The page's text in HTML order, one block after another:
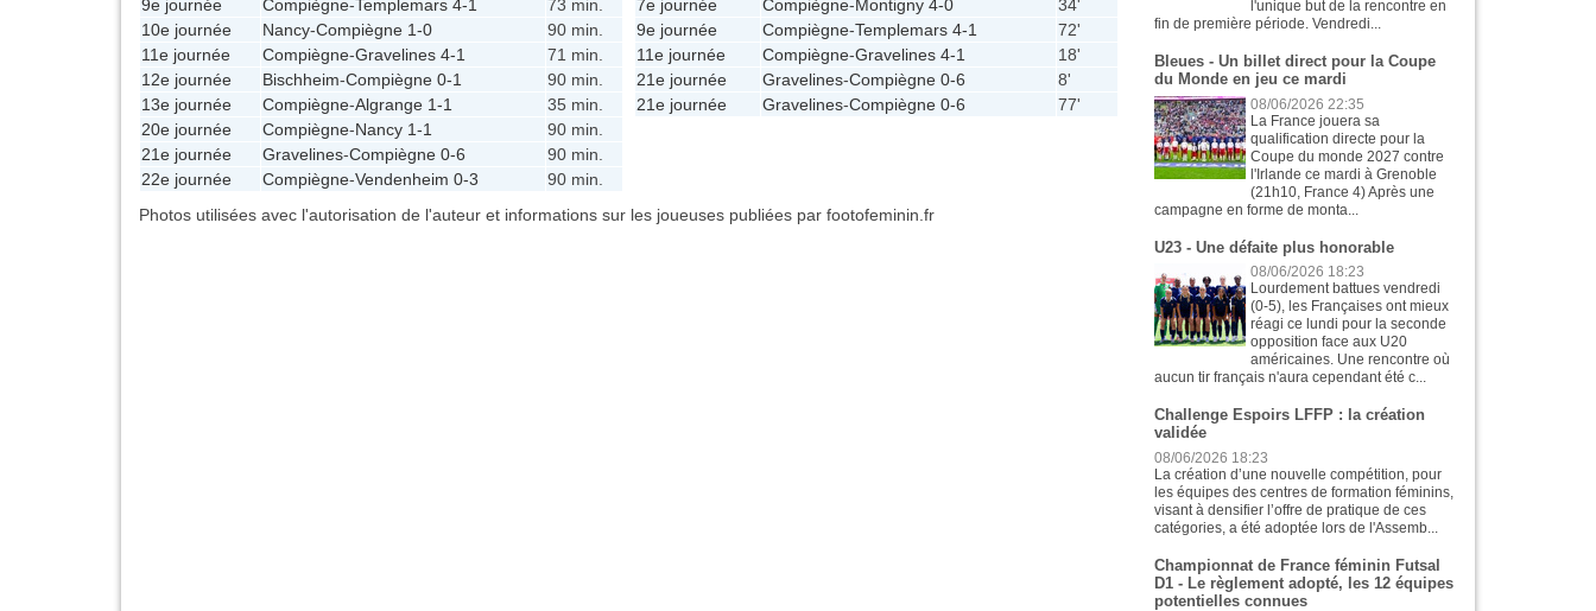
9e journée
Compiègne-Templemars 4-1
73 min.
10e journée
Nancy-Compiègne 1-0
90 min.
11e journée
Compiègne-Gravelines 4-1
71 min.
12e journée
Bischheim-Compiègne 0-1
90 min.
13e journée
Compiègne-Algrange 1-1
35 min.
20e journée
Compiègne-Nancy 1-1
90 min.
21e journée
Gravelines-Compiègne 0-6
90 min.
22e journée
Compiègne-Vendenheim 0-3 90 min.
7e journée
Compiègne-Montigny 4-0
34'
9e journée
Compiègne-Templemars 4-1
72'
11e journée
Compiègne-Gravelines 4-1
18'
21e journée
Gravelines-Compiègne 0-6
8'
21e journée
Gravelines-Compiègne 0-6 77'
Photos utilisées avec l'autorisation de l'auteur et informations sur les joueuses publiées par footofeminin.fr
l'unique but de la rencontre en
fin de première période. Vendredi...
Bleues - Un billet direct pour la Coupe
du Monde en jeu ce mardi
08/06/2026 22:35
La France jouera sa
qualification directe pour la
Coupe du monde 2027 contre
l'Irlande ce mardi à Grenoble
(21h10, France 4) Après une
campagne en forme de monta...
U23 - Une défaite plus honorable
08/06/2026 18:23
Lourdement battues vendredi
(0-5), les Françaises ont mieux
réagi ce lundi pour la seconde
opposition face aux U20
américaines. Une rencontre où
aucun tir français n'aura cependant été c...
Challenge Espoirs LFFP : la création
validée
08/06/2026 18:23
La création d’une nouvelle compétition, pour
les équipes des centres de formation féminins,
visant à densifier l’offre de pratique de ces
catégories, a été adoptée lors de l'Assemb...
Championnat de France féminin Futsal
D1 - Le règlement adopté, les 12 équipes
potentielles connues